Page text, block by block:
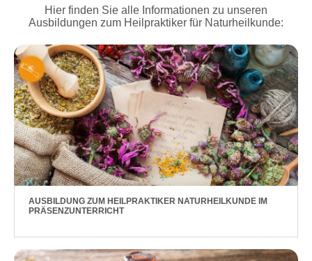
Hier finden Sie alle Informationen zu unseren
Ausbildungen zum Heilpraktiker für Naturheilkunde:
AUSBILDUNG ZUM HEILPRAKTIKER NATURHEILKUNDE IM
PRÄSENZUNTERRICHT